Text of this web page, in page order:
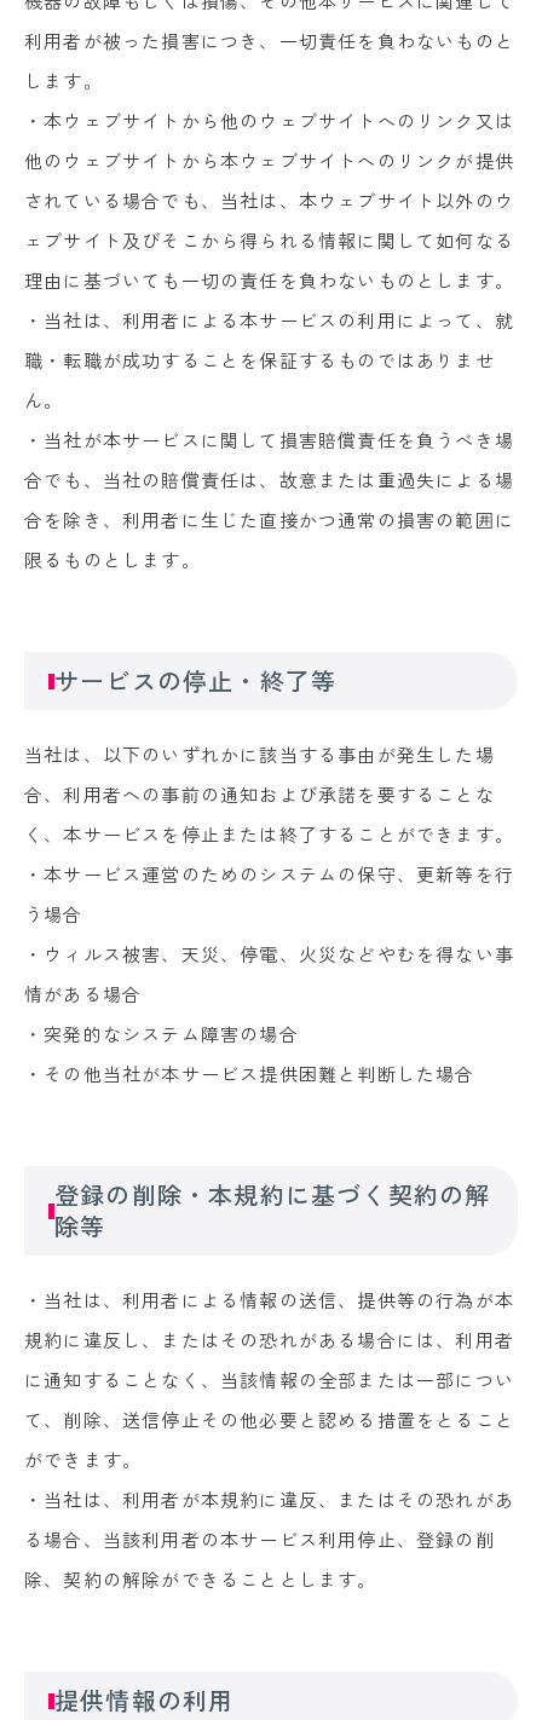
利用者が被った損害につき、一切責任を負わないものと
します。
・本ウェブサイトから他のウェブサイトへのリンク又は
他のウェブサイトから本ウェブサイトへのリンクが提供
されている場合でも、当社は、本ウェブサイト以外のウ
ェブサイト及びそこから得られる情報に関して如何なる
理由に基づいても一切の責任を負わないものとします。
・当社は、利用者による本サービスの利用によって、就
職・転職が成功することを保証するものではありませ
ん。
・当社が本サービスに関して損害賠償責任を負うべき場
合でも、当社の賠償責任は、故意または重過失による場
合を除き、利用者に生じた直接かつ通常の損害の範囲に
限るものとします。
サービスの停止・終了等
当社は、以下のいずれかに該当する事由が発生した場
合、利用者への事前の通知および承諾を要することな
く、本サービスを停止または終了することができます。
・本サービス運営のためのシステムの保守、更新等を行
う場合
・ウィルス被害、天災、停電、火災などやむを得ない事
情がある場合
・突発的なシステム障害の場合
・その他当社が本サービス提供困難と判断した場合
登録の削除・本規約に基づく契約の解
除等
・当社は、利用者による情報の送信、提供等の行為が本
規約に違反し、またはその恐れがある場合には、利用者
に通知することなく、当該情報の全部または一部につい
て、削除、送信停止その他必要と認める措置をとること
ができます。
・当社は、利用者が本規約に違反、またはその恐れがあ
る場合、当該利用者の本サービス利用停止、登録の削
除、契約の解除ができることとします。
提供情報の利用